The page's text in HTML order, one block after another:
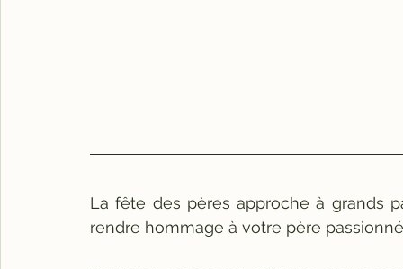
La fête des pères approche à grands
rendre hommage à votre père